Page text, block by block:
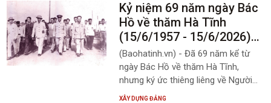
Kỷ niệm 69 năm ngày Bác
Hồ về thăm Hà Tĩnh
(15/6/1957 - 15/6/2026)
Khắc sâu lời Bác, vun bồi
khát vọng dựng xây quê
hương
(Baohatinh.vn) - Đã 69 năm kể từ
ngày Bác Hồ về thăm Hà Tĩnh,
nhưng ký ức thiêng liêng về Người
vẫn vẹn nguyên trong lòng nhiều thế
XÂY DỰNG ĐẢNG